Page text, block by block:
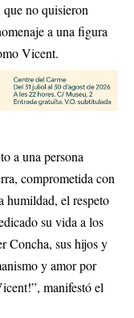
que no quisieron
a una figura
Vicent.
a una persona
comprometida con
humildad, el respeto
su vida a los
Concha, sus hijos y
y amor por
manifestó el